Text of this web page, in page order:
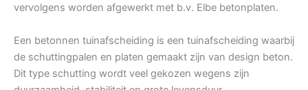
vervolgens worden afgewerkt met b.v. Elbe betonplaten.
Een betonnen tuinafscheiding is een tuinafscheiding waarbij
de schuttingpalen en platen gemaakt zijn van design beton.
Dit type schutting wordt veel gekozen wegens zijn